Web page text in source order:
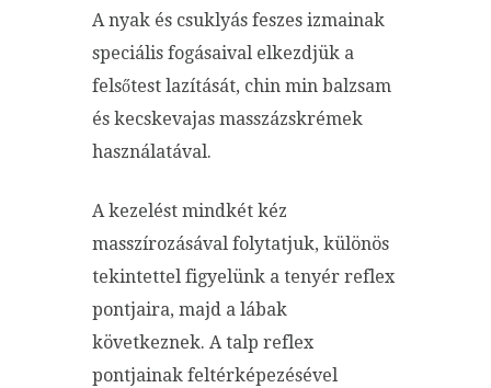
A nyak és csuklyás feszes izmainak
speciális fogásaival elkezdjük a
felsőtest lazítását, chin min balzsam
és kecskevajas masszázskrémek
használatával.
A kezelést mindkét kéz
masszírozásával folytatjuk, különös
tekintettel figyelünk a tenyér reflex
pontjaira, majd a lábak
következnek. A talp reflex
pontjainak feltérképezésével